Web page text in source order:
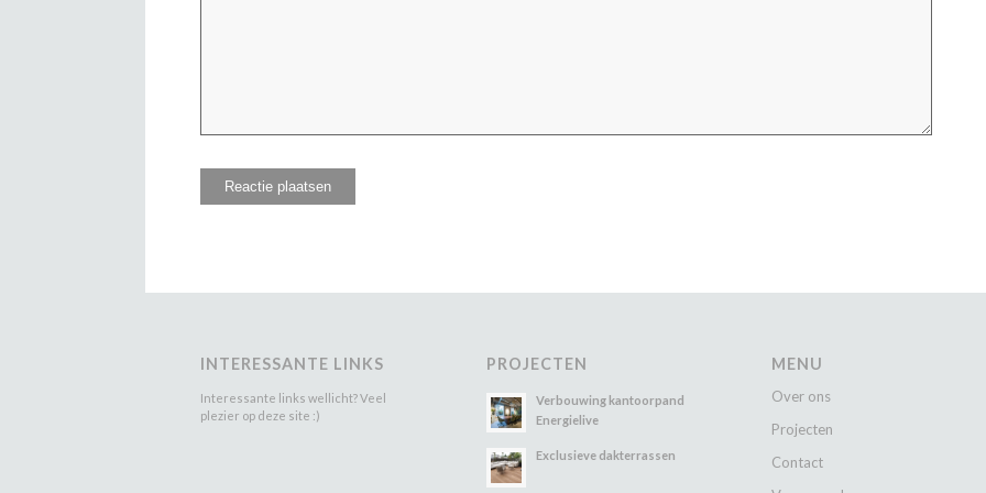
INTERESSANTE LINKS
Interessante links wellicht? Veel
plezier op deze site :)
PROJECTEN
Verbouwing kantoorpand
Energielive
Exclusieve dakterrassen
MENU
Over ons
Projecten
Contact